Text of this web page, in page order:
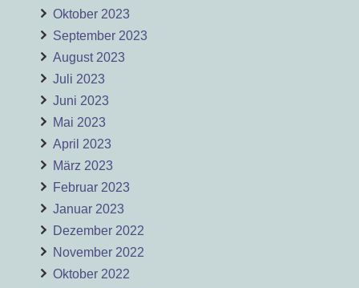
Oktober 2023
September 2023
August 2023
Juli 2023
Juni 2023
Mai 2023
April 2023
März 2023
Februar 2023
Januar 2023
Dezember 2022
November 2022
Oktober 2022